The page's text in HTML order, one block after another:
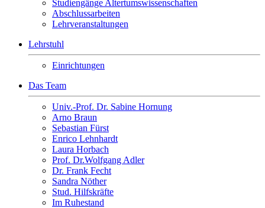
Studiengänge Altertumswissenschaften
Abschlussarbeiten
Lehrveranstaltungen
Lehrstuhl
Einrichtungen
Das Team
Univ.-Prof. Dr. Sabine Hornung
Arno Braun
Sebastian Fürst
Enrico Lehnhardt
Laura Horbach
Prof. Dr.Wolfgang Adler
Dr. Frank Fecht
Sandra Nöther
Stud. Hilfskräfte
Im Ruhestand